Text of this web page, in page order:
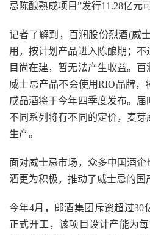
忌陈酿熟成项目”发行11.28亿元
记者了解到，百润股份烈酒(威
用，按计划产品进入陈酿期；
目尚在建，暂无法产生收益。
威士忌产品不会使用RIO品牌，
成品酒将于今年四季度发布。
不同系列将有不同的定价，麦
生产。
面对威士忌市场，众多中国酒
酒更为积极，推动了威士忌的国
今年4月，郎酒集团斥资超过30
正式开工，该项目设计产能为